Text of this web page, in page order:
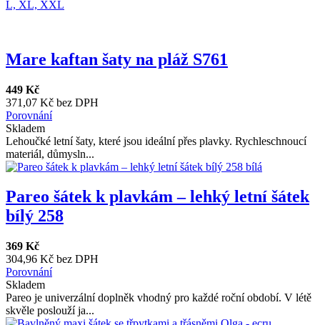
L, XL, XXL
Mare kaftan šaty na pláž S761
449 Kč
371,07 Kč bez DPH
Porovnání
Skladem
Lehoučké letní šaty, které jsou ideální přes plavky. Rychleschnoucí
materiál, důmysln...
Pareo šátek k plavkám – lehký letní šátek
bílý 258
369 Kč
304,96 Kč bez DPH
Porovnání
Skladem
Pareo je univerzální doplněk vhodný pro každé roční období. V létě
skvěle poslouží ja...